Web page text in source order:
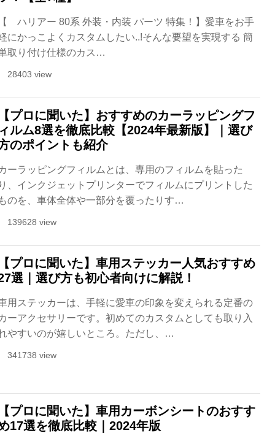
ハリアー 80系 外装・内装 パーツ 特集！】愛車をお手
にかっこよくカスタムしたい..!そんな要望を実現する 簡
取り付け仕様のカス…
28403 view
プロに聞いた】おすすめのカーラッピングフ
ルム8選を徹底比較【2024年最新版】｜選び
のポイントも紹介
ーラッピングフィルムとは、専用のフィルムを貼った
、インクジェットプリンターでフィルムにプリントした
のを、車体全体や一部分を覆ったりす…
139628 view
プロに聞いた】車用ステッカー人気おすすめ
選｜選び方も初心者向けに解説！
用ステッカーは、手軽に愛車の印象を変えられる定番の
ーアクセサリーです。初めてのカスタムとしても取り入
やすいのが嬉しいところ。ただし、…
341738 view
プロに聞いた】車用カーボンシートのおすす
17選を徹底比較｜2024年版